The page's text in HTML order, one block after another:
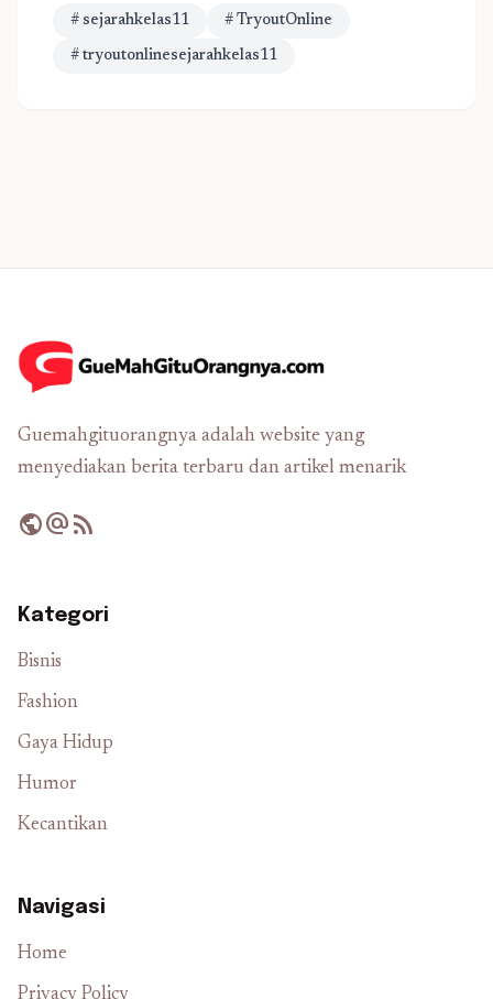
# sejarahkelas11 # TryoutOnline
# tryoutonlinesejarahkelas11
Guemahgituorangnya adalah website yang
menyediakan berita terbaru dan artikel menarik
publicalternate_emailrss_feed
Kategori
Bisnis
Fashion
Gaya Hidup
Humor
Kecantikan
Navigasi
Home